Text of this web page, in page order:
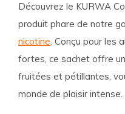
Découvrez le KURWA
produit phare de notre
nicotine. Conçu pour les
fortes, ce sachet offre
fruitées et pétillantes,
monde de plaisir intense.